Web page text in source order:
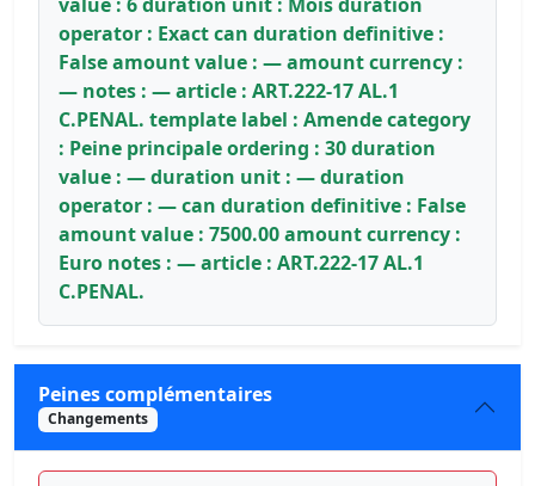
operator : Exact can duration definitive :
False amount value : — amount currency :
— notes : — article : ART.222-17 AL.1
C.PENAL. template label : Amende category
: Peine principale ordering : 30 duration
value : — duration unit : — duration
operator : — can duration definitive : False
amount value : 7500.00 amount currency :
Euro notes : — article : ART.222-17 AL.1
C.PENAL.
Peines complémentaires
Changements